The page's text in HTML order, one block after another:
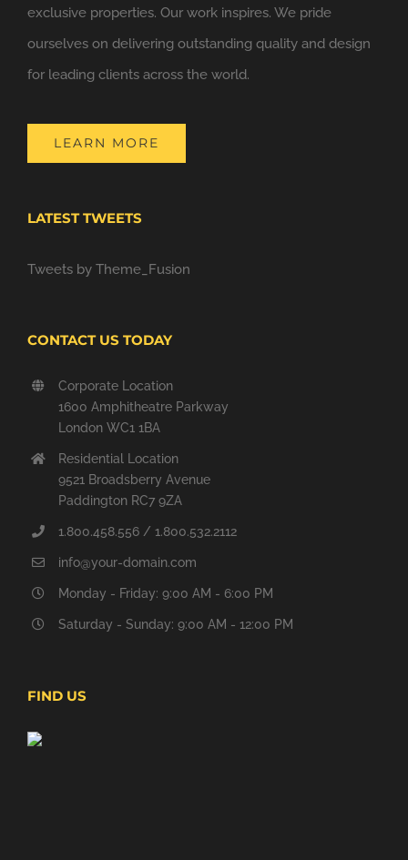
exclusive properties. Our work inspires. We pride
ourselves on delivering outstanding quality and design
for leading clients across the world.
LEARN MORE
LATEST TWEETS
Tweets by Theme_Fusion
CONTACT US TODAY
Corporate Location
1600 Amphitheatre Parkway
London WC1 1BA
Residential Location
9521 Broadsberry Avenue
Paddington RC7 9ZA
1.800.458.556 / 1.800.532.2112
info@your-domain.com
Monday - Friday: 9:00 AM - 6:00 PM
Saturday - Sunday: 9:00 AM - 12:00 PM
FIND US